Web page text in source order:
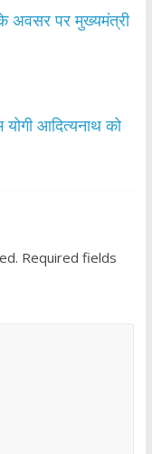
अवसर पर मुख्यमंत्री
आदित्यनाथ को
Required fields